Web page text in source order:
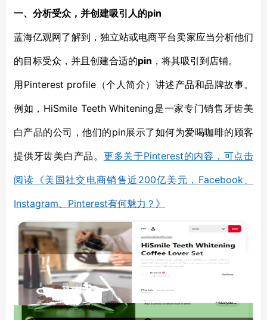
一、分析受众，并创建吸引人的pin
蓝海亿观网了解到，独立站或电商平台卖家应当分析他们
的目标受众，并且创建合适的pin ，将其吸引到店铺。
用Pinterest profile（个人简介）讲述产品和品牌故事。
例如，HiSmile Teeth Whitening是一家专门销售牙齿美
白产品的公司，他们的pin展示了如何为爱喝咖啡的顾客
提供牙齿美白产品。 更多关于Pinterest的内容，可点击
阅读《美国社交电商销售近200亿美元，Facebook、
Instagram、Pinterest有何魅力？》